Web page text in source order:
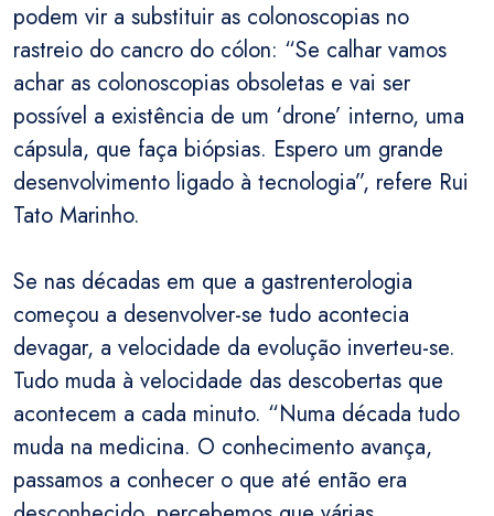
podem vir a substituir as colonoscopias no
rastreio do cancro do cólon: “Se calhar vamos
achar as colonoscopias obsoletas e vai ser
possível a existência de um ‘drone’ interno, uma
cápsula, que faça biópsias. Espero um grande
desenvolvimento ligado à tecnologia”, refere Rui
Tato Marinho.
Se nas décadas em que a gastrenterologia
começou a desenvolver-se tudo acontecia
devagar, a velocidade da evolução inverteu-se.
Tudo muda à velocidade das descobertas que
acontecem a cada minuto. “Numa década tudo
muda na medicina. O conhecimento avança,
passamos a conhecer o que até então era